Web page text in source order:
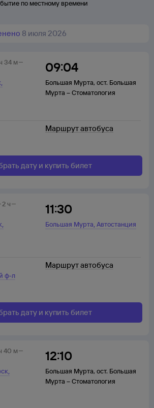
по местному времени
8 июля 2026
,
09:04
Большая Мурта, ост. Большая
Мурта – Стоматология
34 м
Маршрут автобуса
дату и купить билет
,
11:30
Большая Мурта,Автостанция
2 ч
ф-л
Маршрут автобуса
дату и купить билет
,
12:10
Большая Мурта, ост. Большая
Мурта – Стоматология
40 м